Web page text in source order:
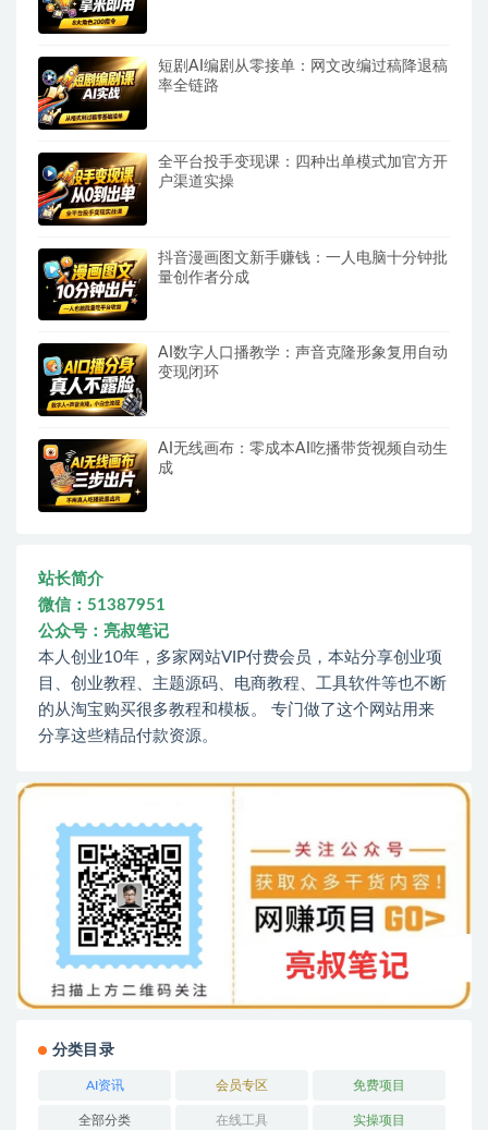
短剧AI编剧从零接单：网文改编过稿降退稿
率全链路
全平台投手变现课：四种出单模式加官方开
户渠道实操
抖音漫画图文新手赚钱：一人电脑十分钟批
量创作者分成
AI数字人口播教学：声音克隆形象复用自动
变现闭环
AI无线画布：零成本AI吃播带货视频自动生
成
站长简介
微信：51387951
公众号：亮叔笔记
本人创业10年，多家网站VIP付费会员，本站分享创业项
目、创业教程、主题源码、电商教程、工具软件等也不断
的从淘宝购买很多教程和模板。 专门做了这个网站用来
分享这些精品付款资源。
分类目录
AI资讯 会员专区 免费项目
全部分类 在线工具 实操项目